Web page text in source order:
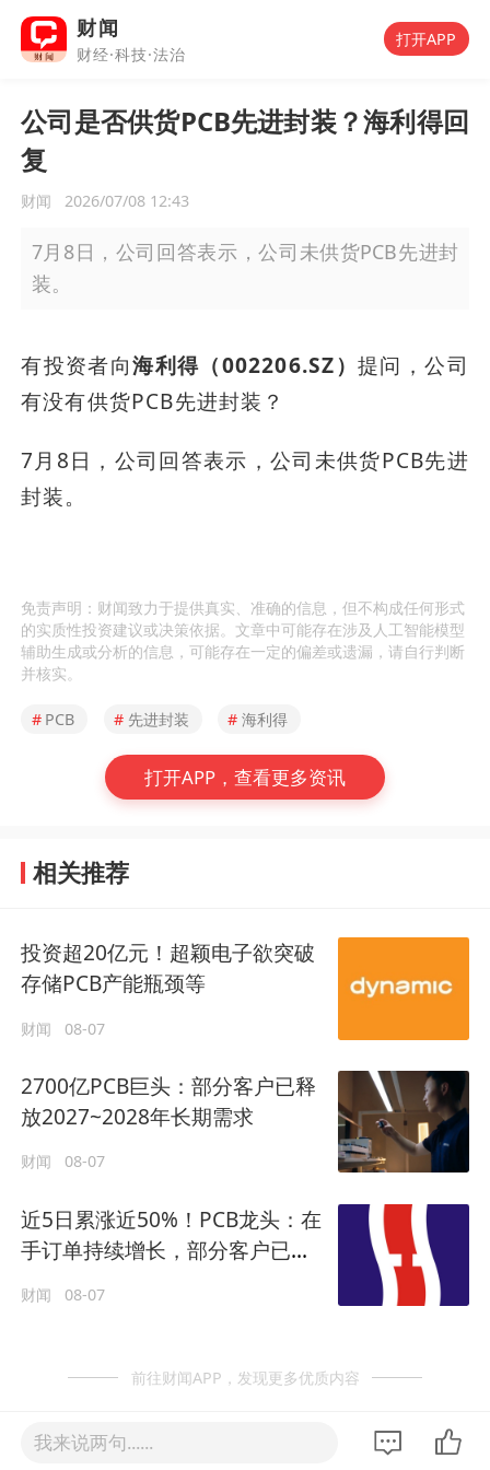
财闻
财经·科技·法治
打开APP
公司是否供货PCB先进封装？海利得回
复
财闻 2026/07/08 12:43
7月8日，公司回答表示，公司未供货PCB先进封
装。
有投资者向海利得（002206.SZ）提问，公司
有没有供货PCB先进封装？
7月8日，公司回答表示，公司未供货PCB先进
封装。
免责声明：财闻致力于提供真实、准确的信息，但不构成任何形式
的实质性投资建议或决策依据。文章中可能存在涉及人工智能模型
辅助生成或分析的信息，可能存在一定的偏差或遗漏，请自行判断
并核实。
# PCB # 先进封装 # 海利得
打开APP，查看更多资讯
相关推荐
投资超20亿元！超颖电子欲突破
存储PCB产能瓶颈等
财闻 08-07
2700亿PCB巨头：部分客户已释
放2027~2028年长期需求
财闻 08-07
近5日累涨近50%！PCB龙头：在
手订单持续增长，部分客户已释
财闻 08-07
前往财闻APP，发现更多优质内容
我来说两句......